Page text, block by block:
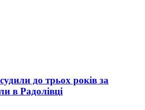
до трьох років за
в Радолівці